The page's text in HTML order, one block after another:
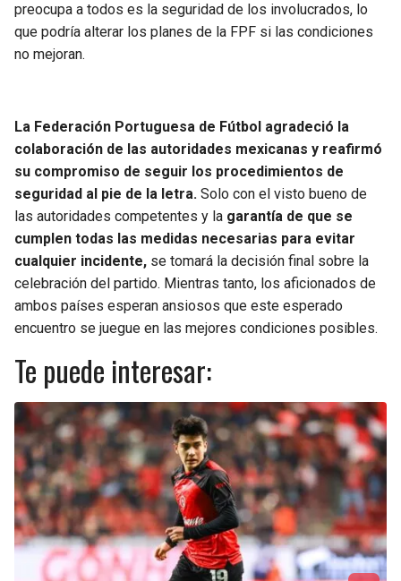
preocupa a todos es la seguridad de los involucrados, lo
que podría alterar los planes de la FPF si las condiciones
no mejoran.
La Federación Portuguesa de Fútbol agradeció la
colaboración de las autoridades mexicanas y reafirmó
su compromiso de seguir los procedimientos de
seguridad al pie de la letra. Solo con el visto bueno de
las autoridades competentes y la garantía de que se
cumplen todas las medidas necesarias para evitar
cualquier incidente, se tomará la decisión final sobre la
celebración del partido. Mientras tanto, los aficionados de
ambos países esperan ansiosos que este esperado
encuentro se juegue en las mejores condiciones posibles.
Te puede interesar: